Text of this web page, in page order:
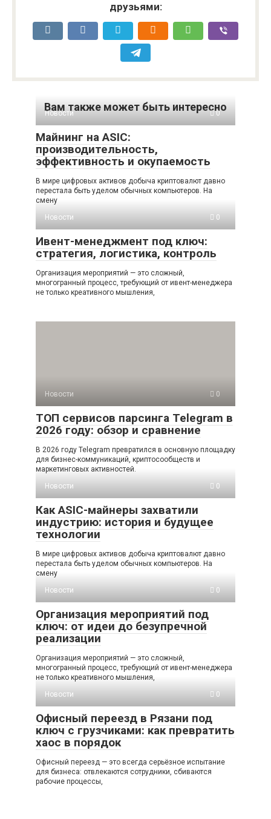
друзьями:
Вам также может быть интересно
Новости 0
Майнинг на ASIC:
производительность,
эффективность и окупаемость
В мире цифровых активов добыча криптовалют давно
перестала быть уделом обычных компьютеров. На
смену
Новости
0
Ивент-менеджмент под ключ:
стратегия, логистика, контроль
Организация мероприятий — это сложный,
многогранный процесс, требующий от ивент-менеджера
не только креативного мышления,
Новости 0
ТОП сервисов парсинга Telegram в
2026 году: обзор и сравнение
В 2026 году Telegram превратился в основную площадку
для бизнес-коммуникаций, криптосообществ и
маркетинговых активностей.
Новости
0
Как ASIC-майнеры захватили
индустрию: история и будущее
технологии
В мире цифровых активов добыча криптовалют давно
перестала быть уделом обычных компьютеров. На
смену
Новости
0
Организация мероприятий под
ключ: от идеи до безупречной
реализации
Организация мероприятий — это сложный,
многогранный процесс, требующий от ивент-менеджера
не только креативного мышления,
Новости
0
Офисный переезд в Рязани под
ключ с грузчиками: как превратить
хаос в порядок
Офисный переезд — это всегда серьёзное испытание
для бизнеса: отвлекаются сотрудники, сбиваются
рабочие процессы,